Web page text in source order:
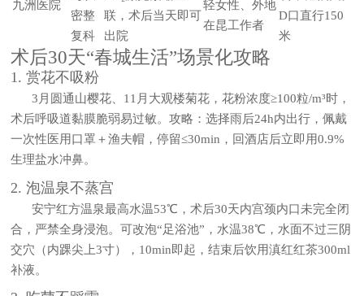
九洲医院
密整
复科
联，术后当天即可
出院
轻女性、外地
在昆工作者
D口直行150
米
术后30天“春城生活”场景化攻略
1. 赏花不吸粉
3月圆通山樱花、11月大观楼菊花，花粉浓度≥100粒/m³时，
术后呼吸道黏膜脆弱易过敏。攻略：选择雨后24h内出行，佩戴
一次性医用口罩＋渔夫帽，停留≤30min，回酒店后立即用0.9%
生理盐水冲鼻。
2. 泡温泉不蒸宫
安宁红方温泉最高水温53℃，术后30天内宫颈内口未完全闭
合，严禁全身浸泡。可改泡“足浴池”，水温38℃，水面不过三阴
交穴（内踝尖上3寸），10min即起，结束后饮用滇红红茶300ml
补液。